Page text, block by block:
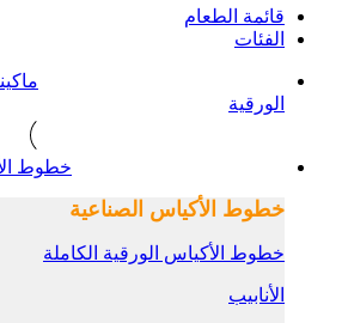
قائمة الطعام
الفئات
الورقية
خطوط
خطوط الأكياس الصناعية
خطوط الأكياس الورقية الكاملة
الأنابيب